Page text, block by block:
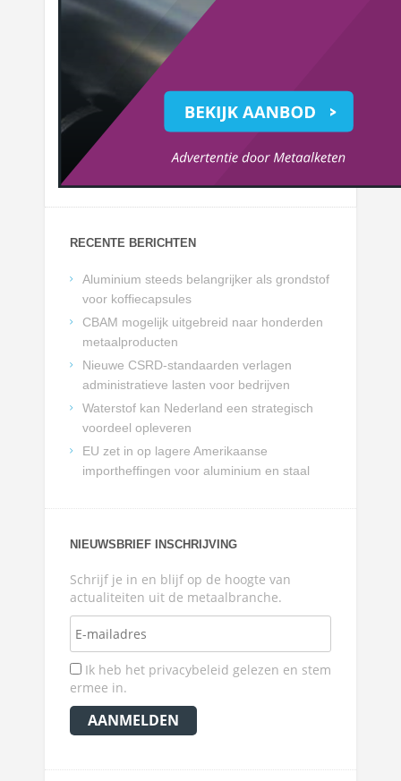
RECENTE BERICHTEN
Aluminium steeds belangrijker als grondstof
voor koffiecapsules
CBAM mogelijk uitgebreid naar honderden
metaalproducten
Nieuwe CSRD-standaarden verlagen
administratieve lasten voor bedrijven
Waterstof kan Nederland een strategisch
voordeel opleveren
EU zet in op lagere Amerikaanse
importheffingen voor aluminium en staal
NIEUWSBRIEF INSCHRIJVING
Schrijf je in en blijf op de hoogte van
actualiteiten uit de metaalbranche.
Ik heb het privacybeleid gelezen en stem
ermee in.